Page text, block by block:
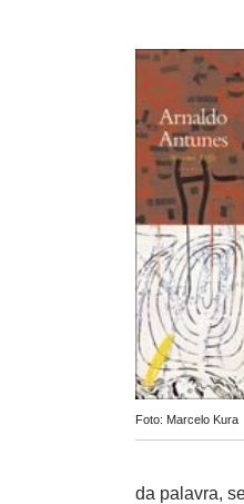
Foto: Marcelo Kura
da palavra,